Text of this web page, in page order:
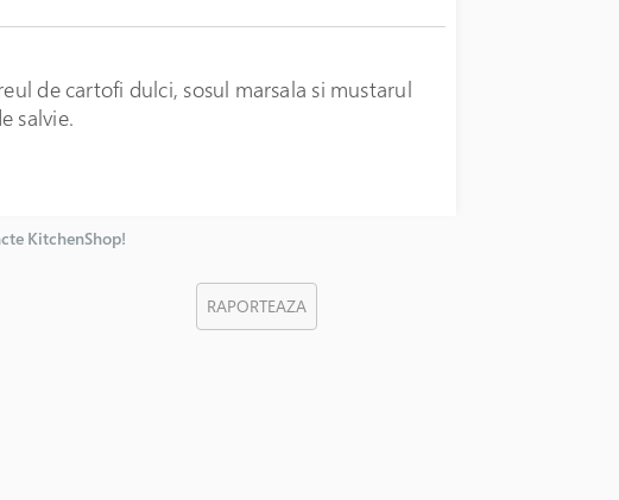
de cartofi dulci, sosul marsala si mustarul
salvie.
KitchenShop!
RAPORTEAZA